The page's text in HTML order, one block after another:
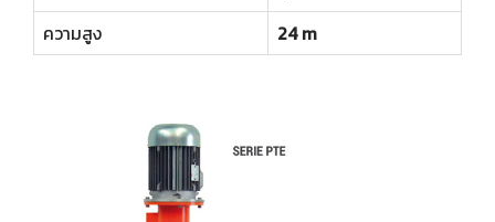
ความสูง
24 m